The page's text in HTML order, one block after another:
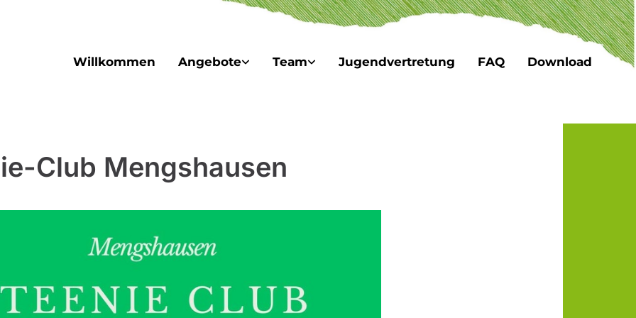
Willkommen Angebote Team Jugendvertretung FAQ Download
Club Mengshausen